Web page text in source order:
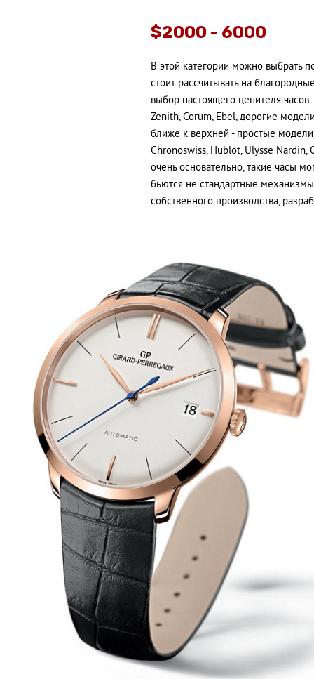
$2000 - 6000
В этой категории можно выбрать
стоит рассчитывать на
выбор настоящего ценителя
Zenith, Corum, Ebel, дорогие
ближе к верхней - простые модели
Chronoswiss, Hublot, Ulysse Nardin,
очень основательно, такие часы
бьются не стандартные
собственного производства,